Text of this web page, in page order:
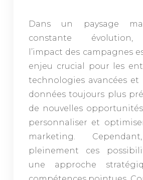
Dans un paysage
constante évolution,
l’impact des campagnes
enjeu crucial pour les
technologies avancées et
données toujours plus
de nouvelles
personnaliser et
marketing.
pleinement ces
une approche